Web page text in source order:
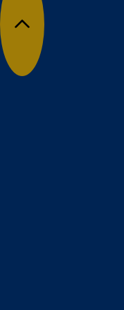
Volver arriba